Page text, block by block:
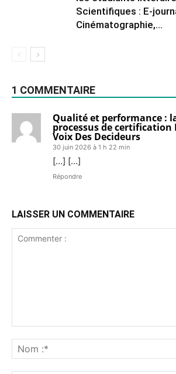
Scientifiques : E-
Cinématographie,...
1 COMMENTAIRE
Qualité et performance :
processus de certification
Voix Des Decideurs
30 juin 2026 à 1 h 22 min
[…] […]
Répondre
LAISSER UN COMMENTAIRE